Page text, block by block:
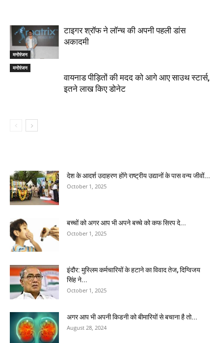
मनोरंजन
टाइगर श्रॉफ ने लॉन्च की अपनी पहली डांस
अकादमी
मनोरंजन
वायनाड पीड़ितों की मदद को आगे आए साउथ स्टार्स,
इतने लाख किए डोनेट
देश के आदर्श उदाहरण होंगे राष्ट्रीय उद्यानों के पास वन्य जीवों...
October 1, 2025
बच्चों को अगर आप भी अपने बच्चे को कफ सिरप दे...
October 1, 2025
इंदौर: मुस्लिम कर्मचारियों के हटाने का विवाद तेज, दिग्विजय
सिंह ने...
October 1, 2025
अगर आप भी अपनी किडनी को बीमारियों से बचाना है तो...
August 28, 2024